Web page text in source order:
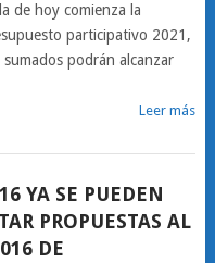
de hoy comienza la
participativo 2021,
podrán alcanzar
Leer más
YA SE PUEDEN
PROPUESTAS AL
DE